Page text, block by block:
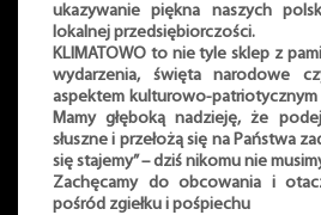
ukazywanie piękna naszych
lokalnej przedsiębiorczości.
KLIMATOWO to nie tyle sklep z
wydarzenia, święta narodowe
aspektem kulturowo-
Mamy głęboką nadzieję, że
słuszne i przełożą się na Państwa
się stajemy” – dziś nikomu nie
Zachęcamy do obcowania i
pośród zgiełku i pośpiechu